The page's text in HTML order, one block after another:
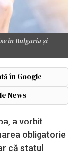
în Bulgaria și
în Google
News
a vorbit
obligatorie
că statul